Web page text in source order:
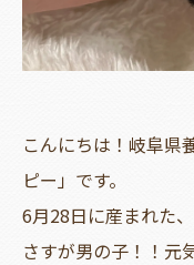
こんにちは！岐阜県
ピー」です。
6月28日に産まれた
さすが男の子！！元